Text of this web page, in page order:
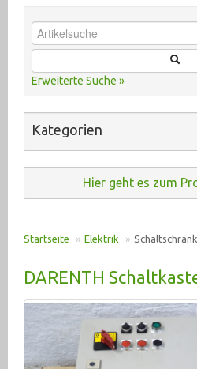
UNTERNEHMEN
MASCHINEN
ONLINESHOP
Erweiterte Suche »
Kategorien
Automation (485)
Baumaschinen (20)
Heizung / Kleinlüfter (78)
Leuchtmittel / Lampen (146)
Hier geht es zum
Startseite » Elektrik »
DARENTH